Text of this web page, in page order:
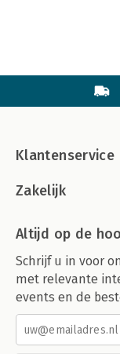
Klantenservice
Zakelijk
Altijd op de
Schrijf u in voor
met relevante
events en de